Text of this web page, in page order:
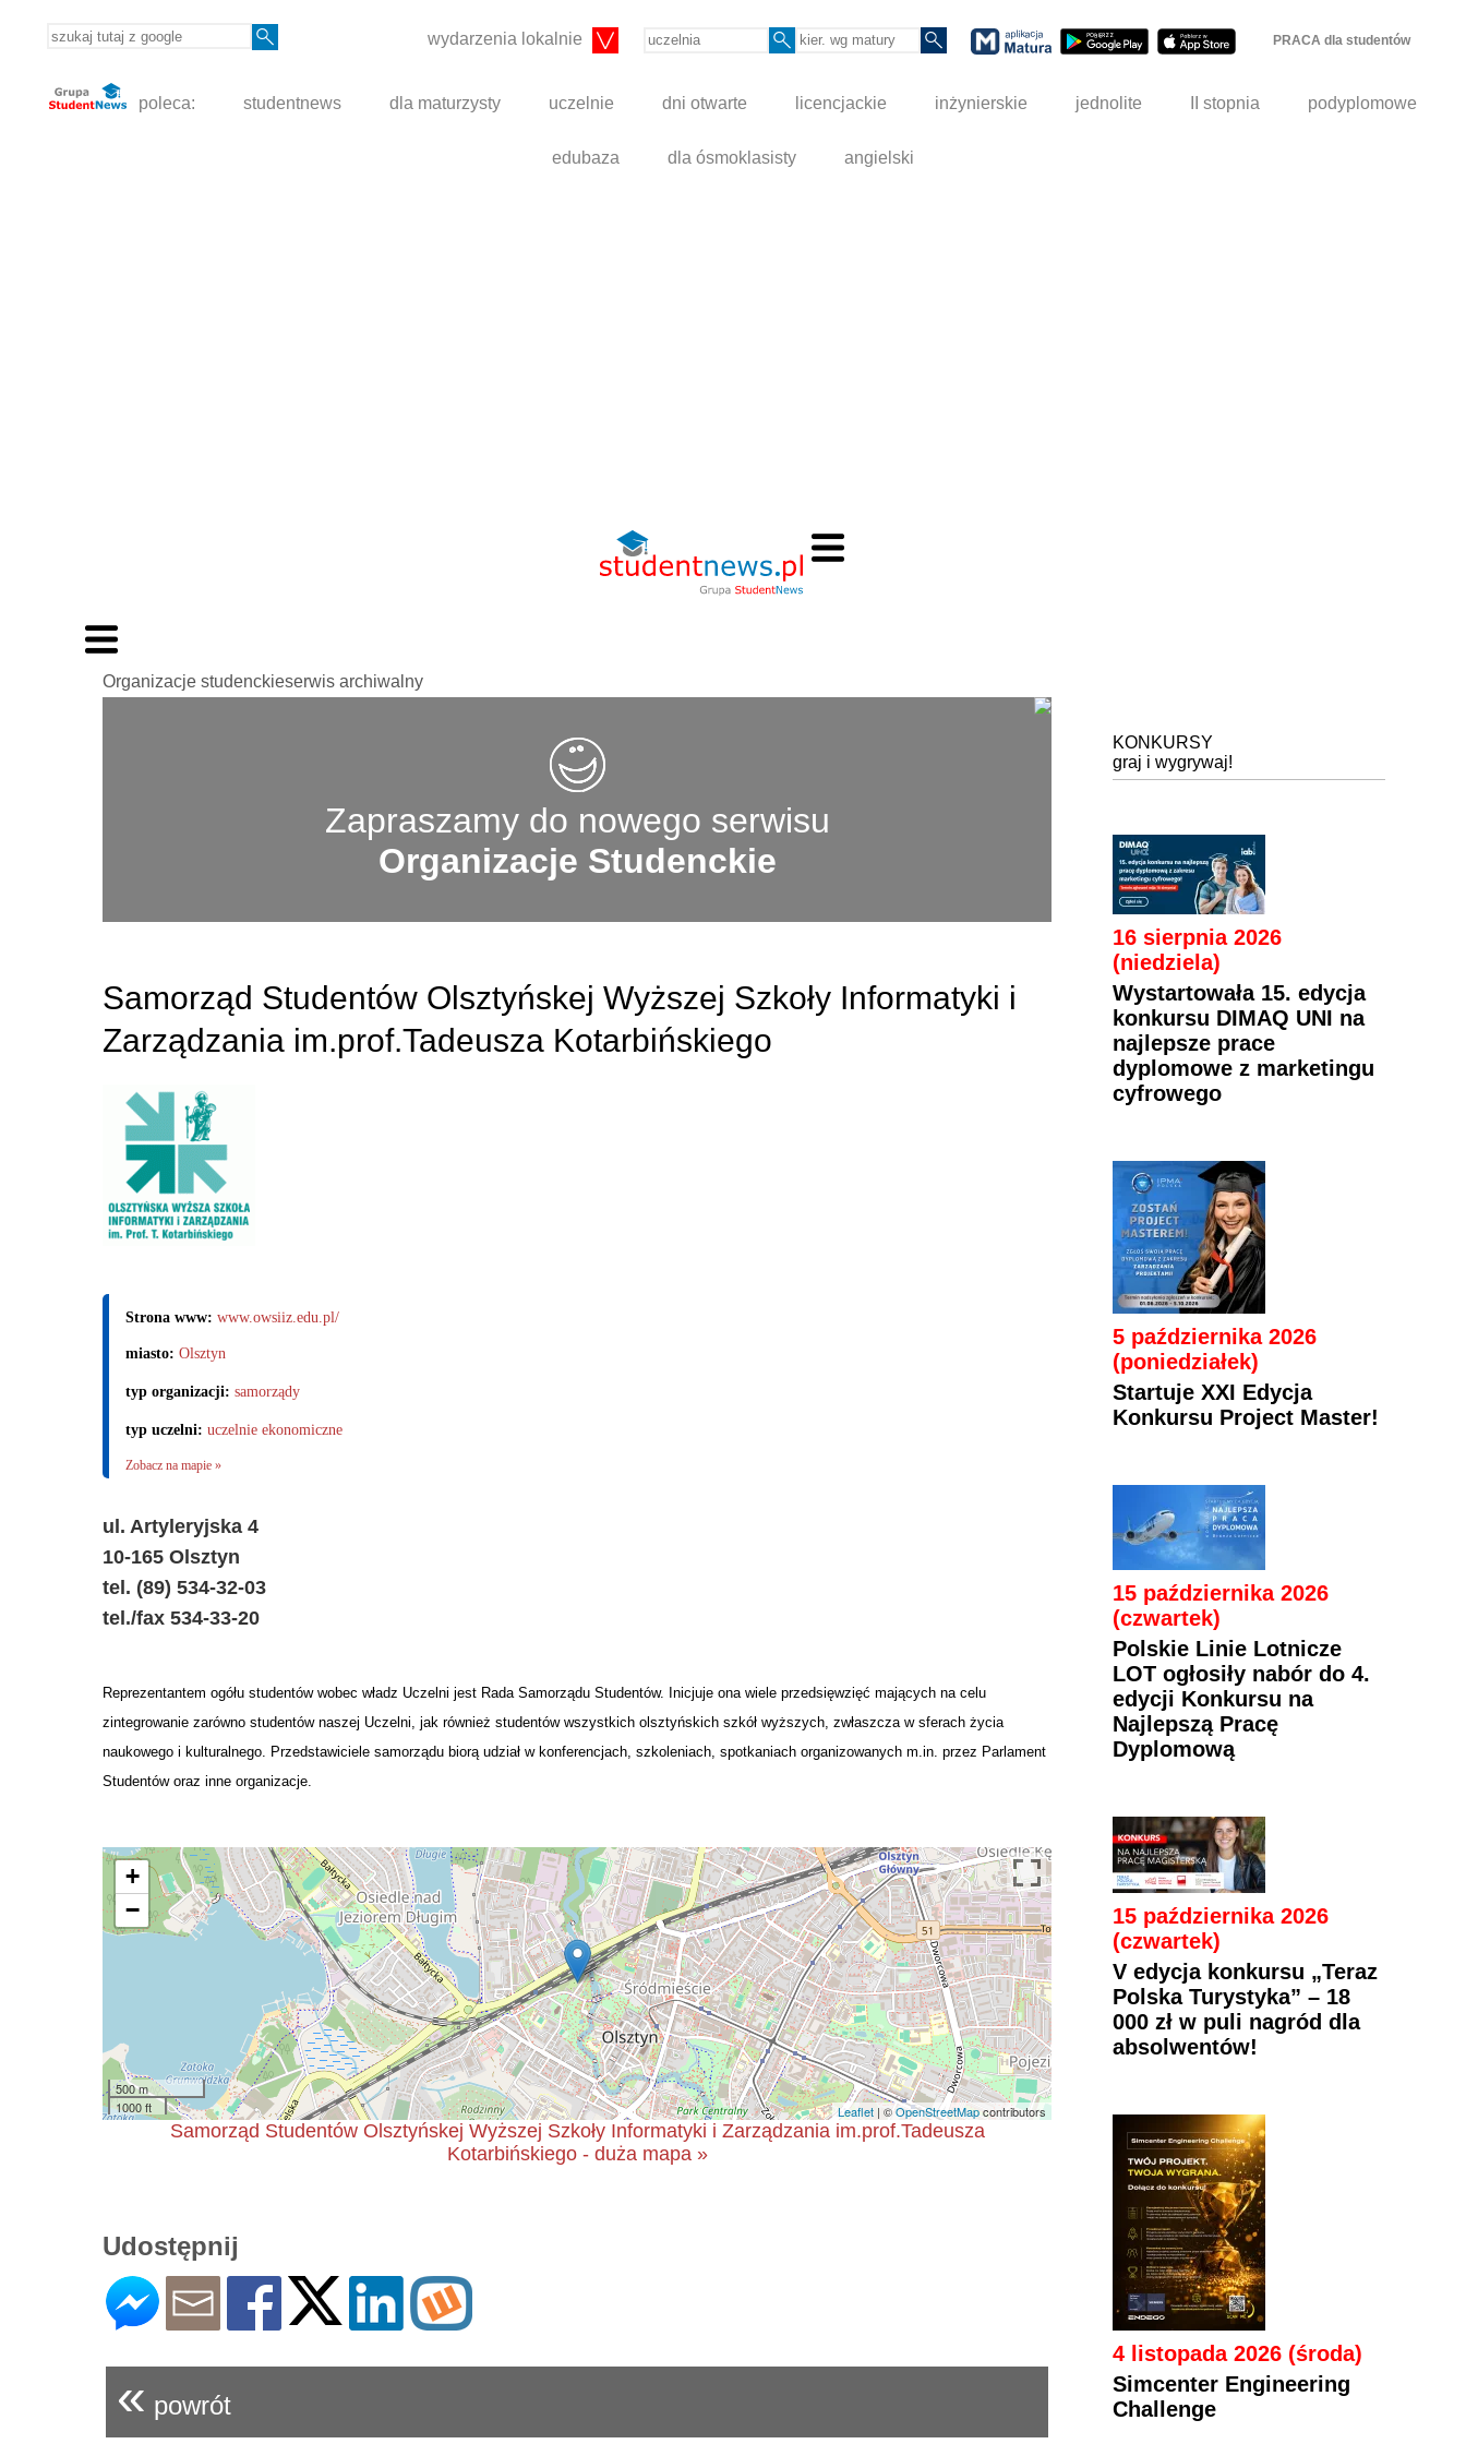
wydarzenia lokalnie PRACA dla studentów
poleca: studentnews dla maturzysty uczelnie dni otwarte licencjackie inżynierskie jednolite II stopnia podyplomowe
edubaza dla ósmoklasisty angielski
Organizacje studenckieserwis archiwalny
Zapraszamy do nowego serwisu
Organizacje Studenckie
Samorząd Studentów Olsztyńskej Wyższej Szkoły Informatyki i
Zarządzania im.prof.Tadeusza Kotarbińskiego
Strona www: www.owsiiz.edu.pl/
miasto: Olsztyn
typ organizacji: samorządy
typ uczelni: uczelnie ekonomiczne
Zobacz na mapie »
ul. Artyleryjska 4
10-165 Olsztyn
tel. (89) 534-32-03
tel./fax 534-33-20
Reprezentantem ogółu studentów wobec władz Uczelni jest Rada Samorządu Studentów. Inicjuje ona wiele przedsięwzięć mających na celu
zintegrowanie zarówno studentów naszej Uczelni, jak również studentów wszystkich olsztyńskich szkół wyższych, zwłaszcza w sferach życia
naukowego i kulturalnego. Przedstawiciele samorządu biorą udział w konferencjach, szkoleniach, spotkaniach organizowanych m.in. przez Parlament
Studentów oraz inne organizacje.
+
−
500 m
1000 ft
Leaflet | ©OpenStreetMapcontributors
Samorząd Studentów Olsztyńskej Wyższej Szkoły Informatyki i Zarządzania im.prof.Tadeusza
Kotarbińskiego - duża mapa »
Udostępnij
« powrót
KONKURSY
graj i wygrywaj!
16 sierpnia 2026
(niedziela)
Wystartowała 15. edycja
konkursu DIMAQ UNI na
najlepsze prace
dyplomowe z marketingu
cyfrowego
5 października 2026
(poniedziałek)
Startuje XXI Edycja
Konkursu Project Master!
15 października 2026
(czwartek)
Polskie Linie Lotnicze
LOT ogłosiły nabór do 4.
edycji Konkursu na
Najlepszą Pracę
Dyplomową
15 października 2026
(czwartek)
V edycja konkursu „Teraz
Polska Turystyka” – 18
000 zł w puli nagród dla
absolwentów!
4 listopada 2026 (środa)
Simcenter Engineering
Challenge